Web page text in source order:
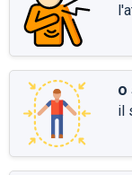
o
il